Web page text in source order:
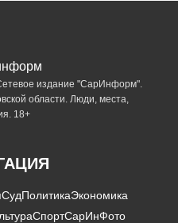
издание "СарИнформ".
области. Люди, места,
18+
СудПолитикаЭкономика
СпортСарИнФото